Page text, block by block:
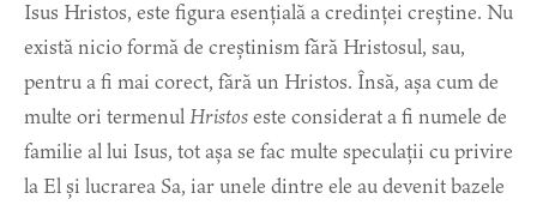
Isus Hristos, este figura esențială a credinței creștine. Nu
există nicio formă de creștinism fără Hristosul, sau,
pentru a fi mai corect, fără un Hristos. Însă, așa cum de
multe ori termenulHristoseste considerat a fi numele de
familie al lui Isus, tot așa se fac multe speculații cu privire
la El și lucrarea Sa, iar unele dintre ele au devenit bazele